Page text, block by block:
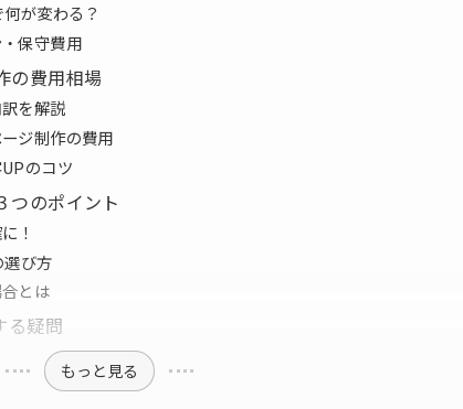
が変わる？
保守費用
の費用相場
を解説
ジ制作の費用
のコツ
つのポイント
！
び方
とは
る疑問
もっと見る